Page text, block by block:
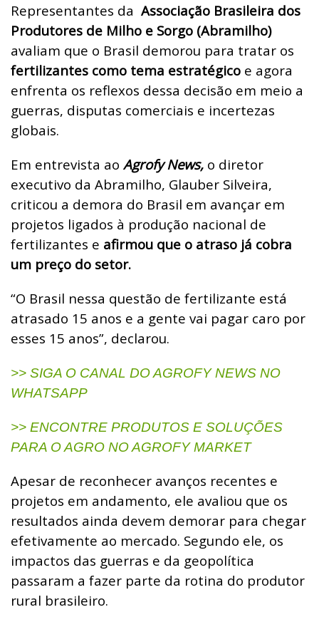
Representantes da Associação Brasileira dos
Produtores de Milho e Sorgo (Abramilho)
avaliam que o Brasil demorou para tratar os
fertilizantes como tema estratégico e agora
enfrenta os reflexos dessa decisão em meio a
guerras, disputas comerciais e incertezas
globais.
Em entrevista ao Agrofy News, o diretor
executivo da Abramilho, Glauber Silveira,
criticou a demora do Brasil em avançar em
projetos ligados à produção nacional de
fertilizantes e afirmou que o atraso já cobra
um preço do setor.
“O Brasil nessa questão de fertilizante está
atrasado 15 anos e a gente vai pagar caro por
esses 15 anos”, declarou.
>> SIGA O CANAL DO AGROFY NEWS NO
WHATSAPP
>> ENCONTRE PRODUTOS E SOLUÇÕES
PARA O AGRO NO AGROFY MARKET
Apesar de reconhecer avanços recentes e
projetos em andamento, ele avaliou que os
resultados ainda devem demorar para chegar
efetivamente ao mercado. Segundo ele, os
impactos das guerras e da geopolítica
passaram a fazer parte da rotina do produtor
rural brasileiro.